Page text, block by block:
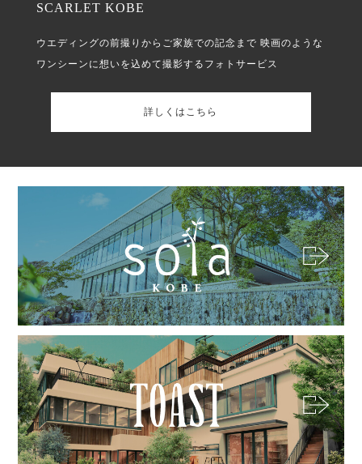
SCARLET KOBE
ウエディングの前撮りからご家族での記念まで 映画のような
ワンシーンに想いを込めて撮影するフォトサービス
詳しくはこちら